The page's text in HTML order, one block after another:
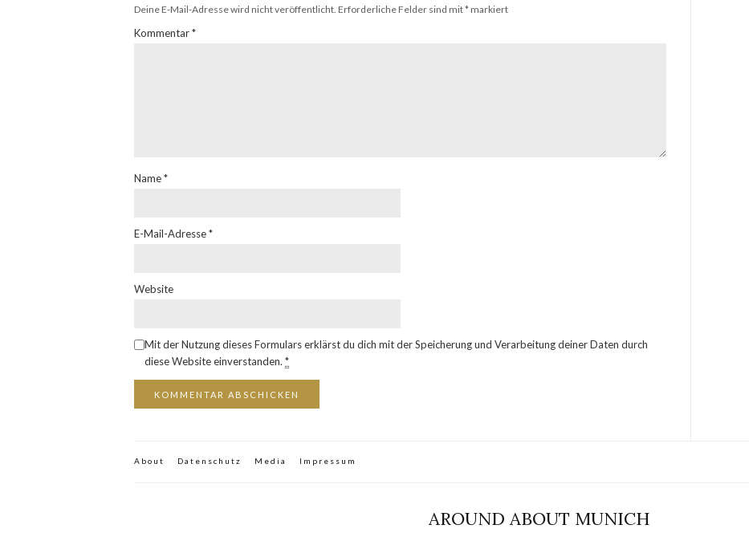
Deine E-Mail-Adresse wird nicht veröffentlicht. Erforderliche Felder sind mit*markiert
Kommentar*
Name*
E-Mail-Adresse*
Website
Mit der Nutzung dieses Formulars erklärst du dich mit der Speicherung und Verarbeitung deiner Daten durch
diese Website einverstanden. *
About Datenschutz Media Impressum
AROUND ABOUT MUNICH